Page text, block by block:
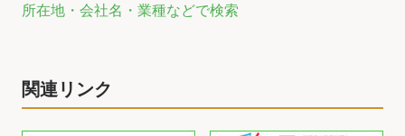
所在地・会社名・業種などで検索
関連リンク